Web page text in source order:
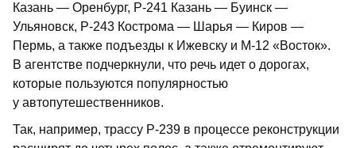
Казань — Оренбург, Р-241 Казань — Буинск —
Ульяновск, Р-243 Кострома — Шарья — Киров —
Пермь, а также подъезды к Ижевску и М-12 «Восток».
В агентстве подчеркнули, что речь идет о дорогах,
которые пользуются популярностью
у автопутешественников.
Так, например, трассу Р-239 в процессе реконструкции